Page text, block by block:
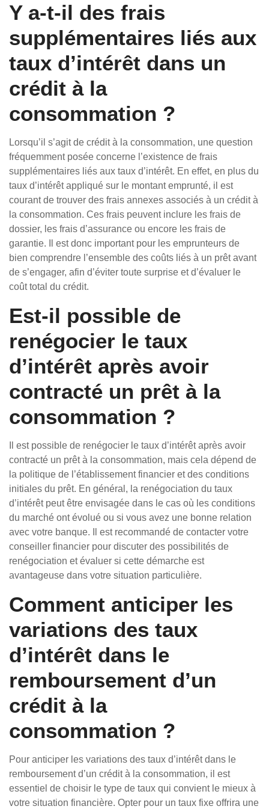
Y a-t-il des frais
supplémentaires liés aux
taux d’intérêt dans un
crédit à la
consommation ?
Lorsqu’il s’agit de crédit à la consommation, une question
fréquemment posée concerne l’existence de frais
supplémentaires liés aux taux d’intérêt. En effet, en plus du
taux d’intérêt appliqué sur le montant emprunté, il est
courant de trouver des frais annexes associés à un crédit à
la consommation. Ces frais peuvent inclure les frais de
dossier, les frais d’assurance ou encore les frais de
garantie. Il est donc important pour les emprunteurs de
bien comprendre l’ensemble des coûts liés à un prêt avant
de s’engager, afin d’éviter toute surprise et d’évaluer le
coût total du crédit.
Est-il possible de
renégocier le taux
d’intérêt après avoir
contracté un prêt à la
consommation ?
Il est possible de renégocier le taux d’intérêt après avoir
contracté un prêt à la consommation, mais cela dépend de
la politique de l’établissement financier et des conditions
initiales du prêt. En général, la renégociation du taux
d’intérêt peut être envisagée dans le cas où les conditions
du marché ont évolué ou si vous avez une bonne relation
avec votre banque. Il est recommandé de contacter votre
conseiller financier pour discuter des possibilités de
renégociation et évaluer si cette démarche est
avantageuse dans votre situation particulière.
Comment anticiper les
variations des taux
d’intérêt dans le
remboursement d’un
crédit à la
consommation ?
Pour anticiper les variations des taux d’intérêt dans le
remboursement d’un crédit à la consommation, il est
essentiel de choisir le type de taux qui convient le mieux à
votre situation financière. Opter pour un taux fixe offrira une